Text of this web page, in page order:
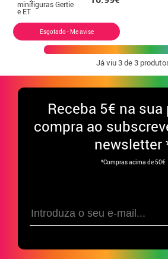
minifiguras Gertie
e ET
Esgotado - Me avise
Já viu3de 3
Receba 5€ na sua
compra ao
newsletter
*Compras acima de 50€